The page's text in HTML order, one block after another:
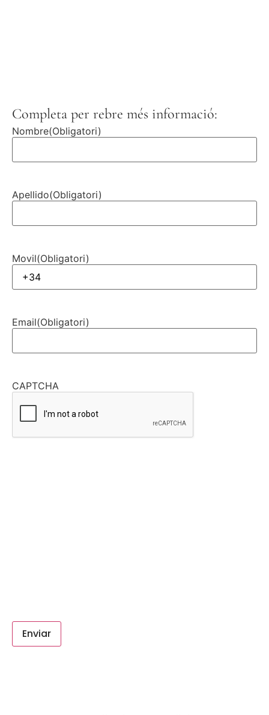
Completa per rebre més informació:
Nombre(Obligatori)
Apellido(Obligatori)
Movil(Obligatori)
Email(Obligatori)
CAPTCHA